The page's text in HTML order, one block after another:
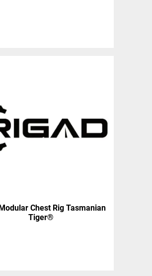
Chest Rig Tasmanian
Tiger®